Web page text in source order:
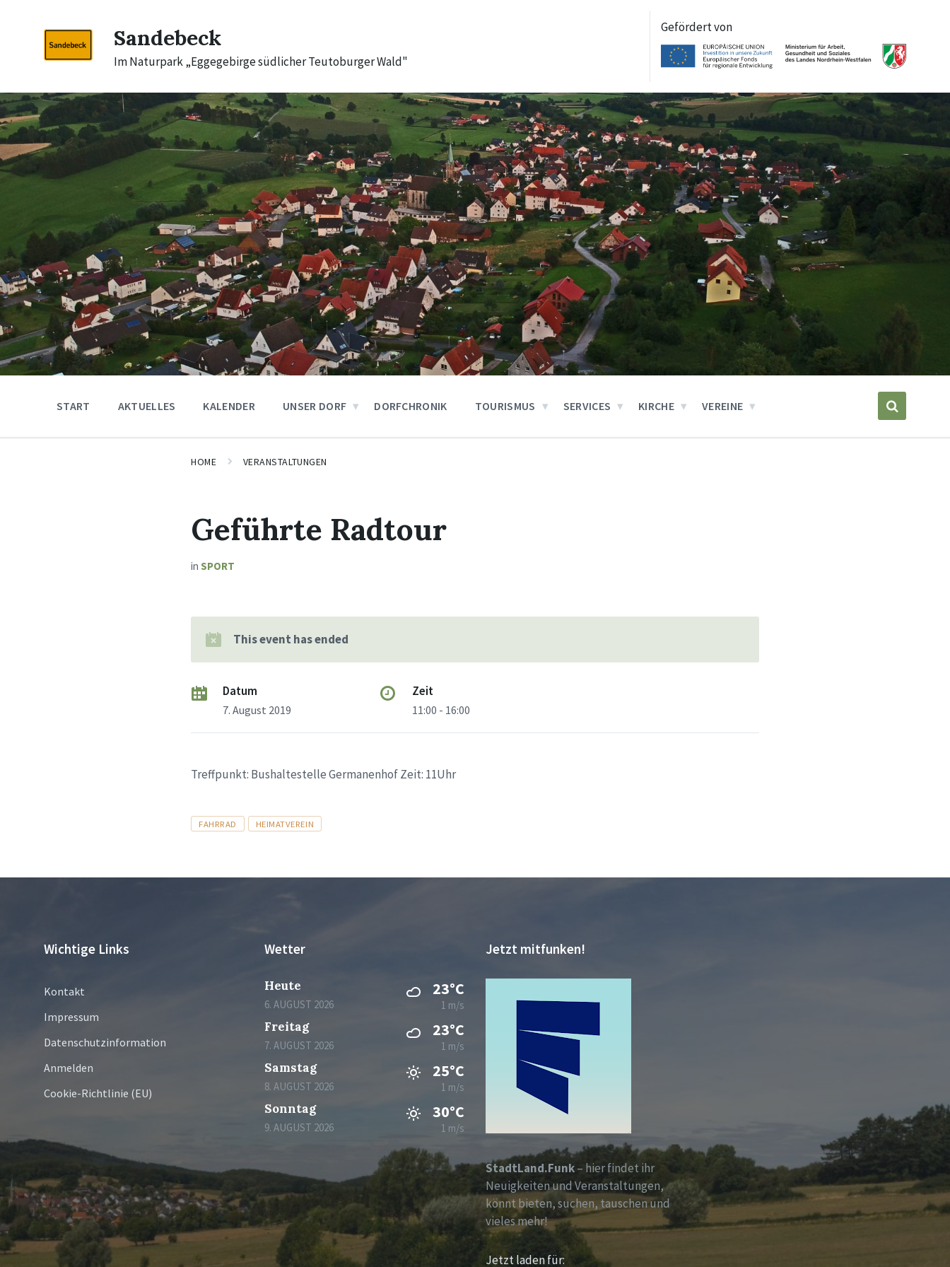
navigation
Sandebeck
Im Naturpark „Eggegebirge südlicher Teutoburger Wald"
Gefördert von
START AKTUELLES KALENDER UNSER DORF DORFCHRONIK TOURISMUS SERVICES KIRCHE VEREINE
HOME VERANSTALTUNGEN
Geführte Radtour
inSPORT
This event has ended
Datum
7. August 2019
Zeit
11:00 - 16:00
Treffpunkt: Bushaltestelle Germanenhof Zeit: 11Uhr
Tags
FAHRRAD HEIMATVEREIN
Wichtige Links
Kontakt
Impressum
Datenschutzinformation
Anmelden
Cookie-Richtlinie (EU)
Wetter
Heute
6. AUGUST 2026
23°C
1 m/s
Freitag
7. AUGUST 2026
23°C
1 m/s
Samstag
8. AUGUST 2026
25°C
1 m/s
Sonntag
9. AUGUST 2026
30°C
1 m/s
Jetzt mitfunken!
StadtLand.Funk– hier findet ihr
Neuigkeiten und Veranstaltungen,
könnt bieten, suchen, tauschen und
vieles mehr!
Jetzt laden für: